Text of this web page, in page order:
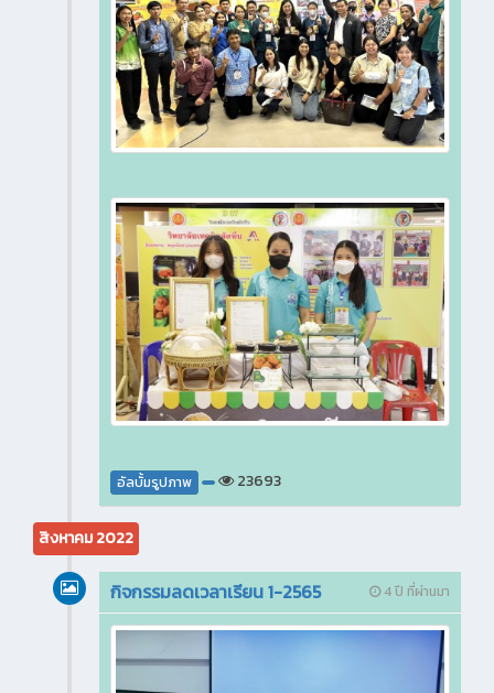
อัลบั้มรูปภาพ 23693
สิงหาคม 2022
4 ปี ที่ผ่านมา
กิจกรรมลดเวลาเรียน 1-2565